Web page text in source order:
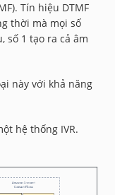
Tín hiệu DTMF
thời mà mọi số
số 1 tạo ra cả âm
này với khả năng
hệ thống IVR.